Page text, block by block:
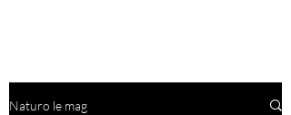
Naturo le mag